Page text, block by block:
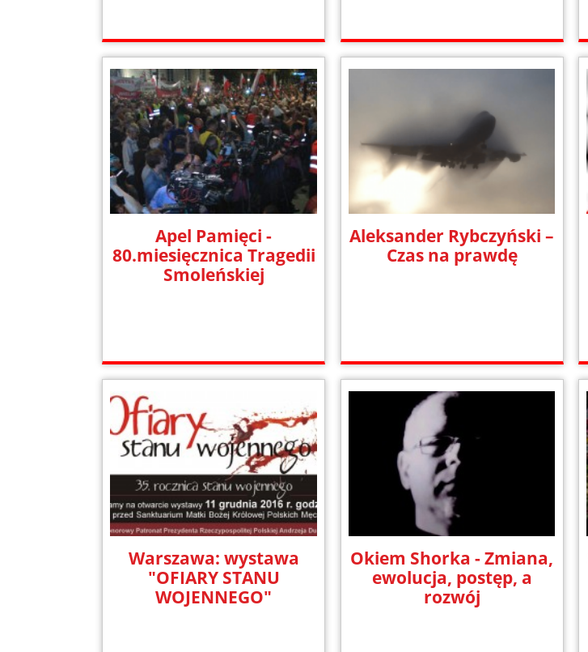
Apel Pamięci -
80.miesięcznica Tragedii
Smoleńskiej
Aleksander Rybczyński –
Czas na prawdę
Warszawa: wystawa
"OFIARY STANU
WOJENNEGO"
Okiem Shorka - Zmiana,
ewolucja, postęp, a
rozwój